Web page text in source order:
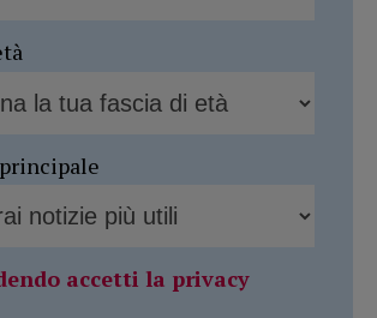
accetti la privacy